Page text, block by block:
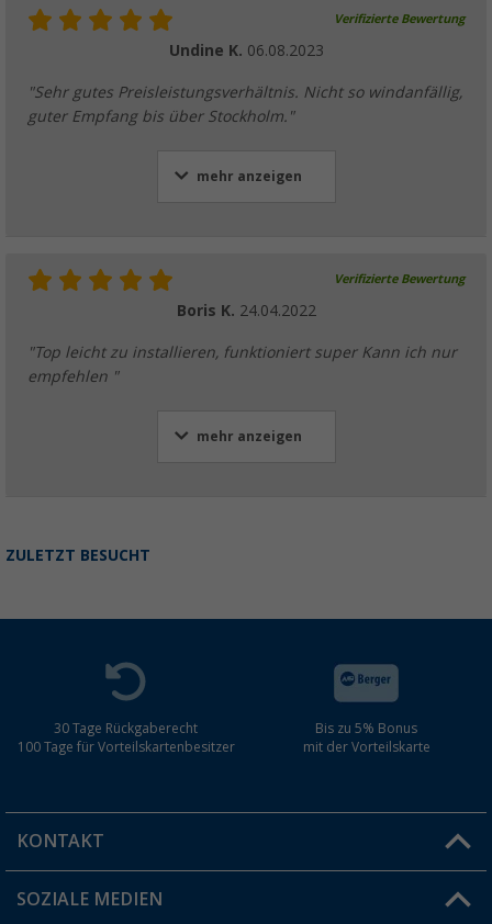
Verifizierte Bewertung
Undine K. 06.08.2023
"Sehr gutes Preisleistungsverhältnis. Nicht so windanfällig,
guter Empfang bis über Stockholm."
mehr anzeigen
Verifizierte Bewertung
Boris K. 24.04.2022
"Top leicht zu installieren, funktioniert super Kann ich nur
empfehlen "
mehr anzeigen
ZULETZT BESUCHT
30 Tage Rückgaberecht
100 Tage für Vorteilskartenbesitzer
Bis zu 5% Bonus
mit der Vorteilskarte
KONTAKT
Du hast eine Frage?
SOZIALE MEDIEN